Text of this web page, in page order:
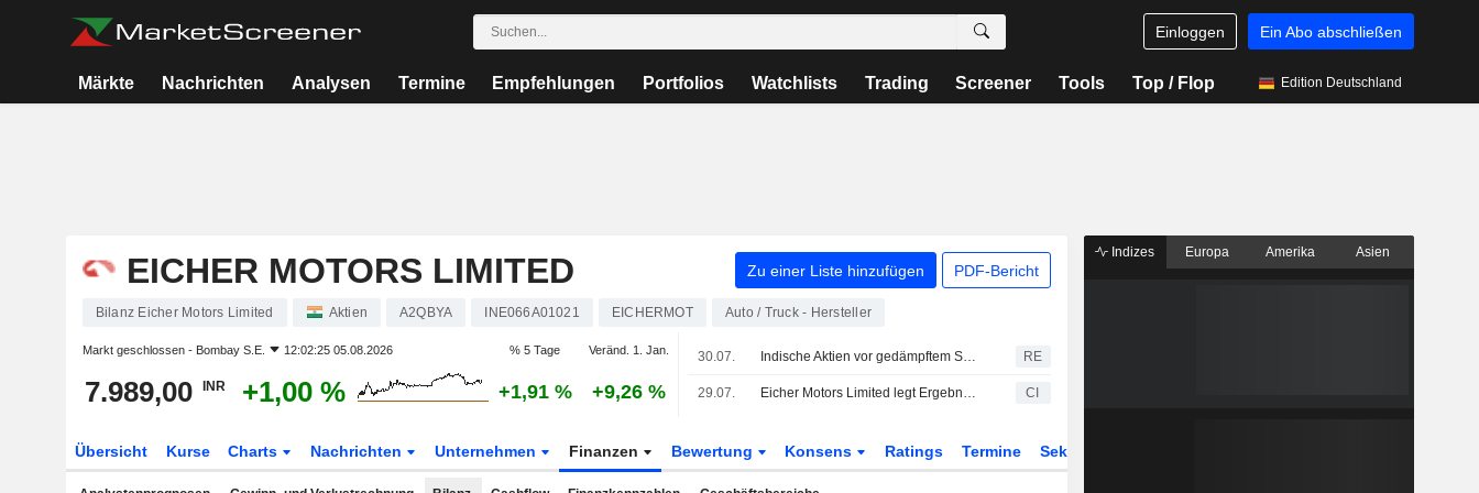
Einloggen Ein Abo abschließen
Märkte Nachrichten Analysen Termine Empfehlungen Portfolios Watchlists Trading Screener Tools Top / Flop Edition Deutschland
EICHER MOTORS LIMITED Zu einer Liste hinzufügen PDF-Bericht
Bilanz Eicher Motors Limited Aktien A2QBYA INE066A01021 EICHERMOT Auto / Truck - Hersteller
Markt geschlossen - Bombay S.E. 12:02:25 05.08.2026 % 5 Tage Veränd. 1. Jan.
7.989,00 INR +1,00 % +1,91 % +9,26 %
30.07. Indische Aktien vor gedämpftem Start nach Fed-Zinsverwirrung RE
29.07. Eicher Motors Limited legt Ergebniszahlen für das erste Quartal zum 30. Juni 2026 vor CI
Übersicht Kurse Charts Nachrichten Unternehmen Finanzen Bewertung Konsens Ratings Termine Sektor
Indizes Europa Amerika Asien